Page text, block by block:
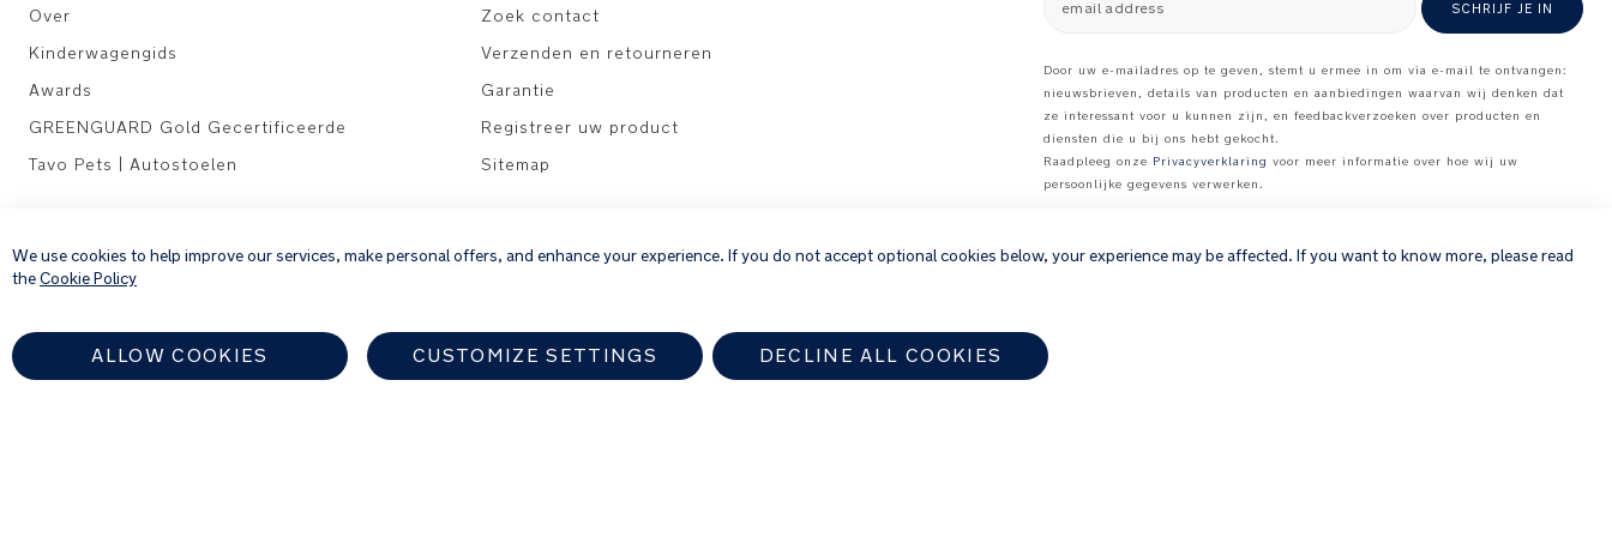
Over
Kinderwagengids
Awards
GREENGUARD Gold Gecertificeerde
Tavo Pets | Autostoelen
Zoek contact
Verzenden en retourneren
Garantie
Registreer uw product
Sitemap
Privacyverklaring
Cookiebeleid
email address SCHRIJF JE IN
Door uw e-mailadres op te geven, stemt u ermee in om via e-mail te ontvangen:
nieuwsbrieven, details van producten en aanbiedingen waarvan wij denken dat
ze interessant voor u kunnen zijn, en feedbackverzoeken over producten en
diensten die u bij ons hebt gekocht.
Raadpleeg onze Privacyverklaring voor meer informatie over hoe wij uw
persoonlijke gegevens verwerken.
We use cookies to help improve our services, make personal offers, and enhance your experience. If you do not accept optional cookies below, your experience may be affected. If you want to know more, please read
theCookie Policy
ALLOW COOKIES CUSTOMIZE SETTINGS DECLINE ALL COOKIES